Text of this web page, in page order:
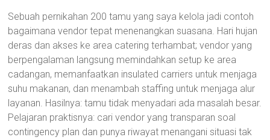
Sebuah pernikahan 200 tamu yang saya kelola jadi contoh
bagaimana vendor tepat menenangkan suasana. Hari hujan
deras dan akses ke area catering terhambat; vendor yang
berpengalaman langsung memindahkan setup ke area
cadangan, memanfaatkan insulated carriers untuk menjaga
suhu makanan, dan menambah staffing untuk menjaga alur
layanan. Hasilnya: tamu tidak menyadari ada masalah besar.
Pelajaran praktisnya: cari vendor yang transparan soal
contingency plan dan punya riwayat menangani situasi tak